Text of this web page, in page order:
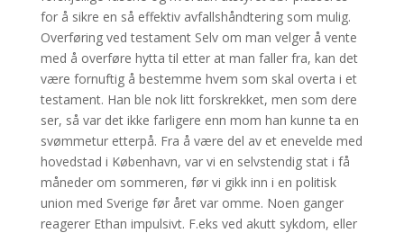
for å sikre en så effektiv avfallshåndtering som mulig.
Overføring ved testament Selv om man velger å vente
med å overføre hytta til etter at man faller fra, kan det
være fornuftig å bestemme hvem som skal overta i et
testament. Han ble nok litt forskrekket, men som dere
ser, så var det ikke farligere enn mom han kunne ta en
svømmetur etterpå. Fra å være del av et enevelde med
hovedstad i København, var vi en selvstendig stat i få
måneder om sommeren, før vi gikk inn i en politisk
union med Sverige før året var omme. Noen ganger
reagerer Ethan impulsivt. F.eks ved akutt sykdom, eller